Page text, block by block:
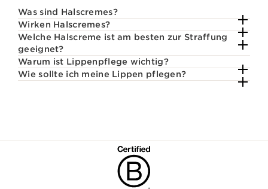
Was sind Halscremes?
Wirken Halscremes?
Welche Halscreme ist am besten zur Straffung
geeignet?
Warum ist Lippenpflege wichtig?
Wie sollte ich meine Lippen pflegen?